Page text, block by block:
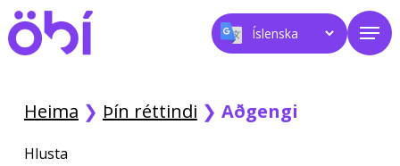
Skip
to
main
Heima ❯ Þín réttindi ❯ Aðgengi
Hlusta